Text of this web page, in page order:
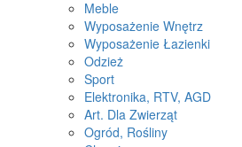
Meble
Wyposażenie Wnętrz
Wyposażenie Łazienki
Odzież
Sport
Elektronika, RTV, AGD
Art. Dla Zwierząt
Ogród, Rośliny